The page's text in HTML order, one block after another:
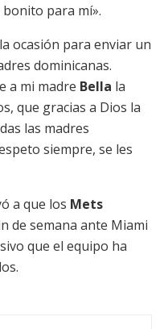
para mí».
ocasión para enviar un
dominicanas.
a mi madre Bella la
que gracias a Dios la
las madres
siempre, se les
a que los Mets
de semana ante Miami
que el equipo ha